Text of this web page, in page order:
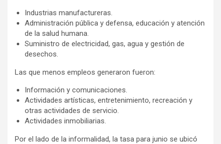
Industrias manufactureras.
Administración pública y defensa, educación y atención
de la salud humana.
Suministro de electricidad, gas, agua y gestión de
desechos.
Las que menos empleos generaron fueron:
Información y comunicaciones.
Actividades artísticas, entretenimiento, recreación y
otras actividades de servicio.
Actividades inmobiliarias.
Por el lado de la informalidad, la tasa para junio se ubicó